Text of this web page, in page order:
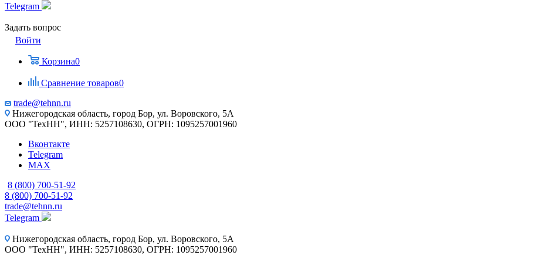
Telegram
Задать вопрос
Войти
Корзина0
Сравнение товаров0
trade@tehnn.ru
Нижегородская область, город Бор, ул. Воровского, 5А
ООО "ТехНН", ИНН: 5257108630, ОГРН: 1095257001960
Вконтакте
Telegram
MAX
8 (800) 700-51-92
8 (800) 700-51-92
trade@tehnn.ru
Telegram
Нижегородская область, город Бор, ул. Воровского, 5А
ООО "ТехНН", ИНН: 5257108630, ОГРН: 1095257001960